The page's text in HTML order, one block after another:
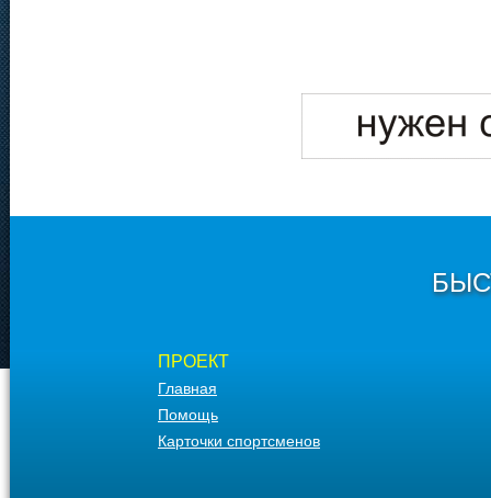
ПРОЕКТ
Главная
Помощь
Карточки спортсменов